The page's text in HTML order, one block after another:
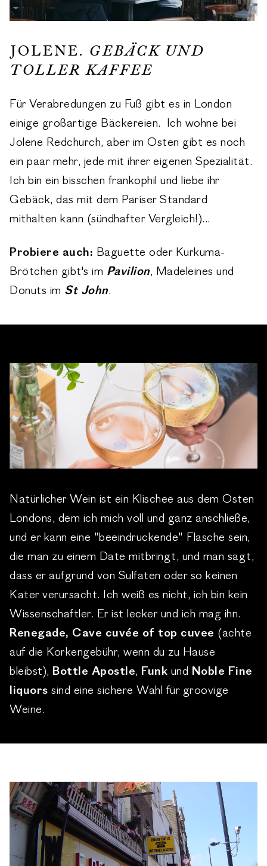
JOLENE. GEBÄCK UND
TOLLER KAFFEE
Für Verabredungen zu Fuß gibt es in London
einige großartige Bäckereien. Ich wohne bei
Jolene Redchurch, aber im Osten gibt es noch
ein paar mehr, jede mit ihrer eigenen Spezialität.
Ich bin ein bisschen frankophil und liebe ihr
Gebäck, das mit dem Pariser Standard
mithalten kann (sündhafter Vergleich!)...
Probiere auch: Baguette oder Kurkuma-
Brötchen gibt's im Pavilion, Madeleines und
Donuts im St John.
Natürlicher Wein ist ein Klischee aus dem Osten
Londons, dem ich mich voll und ganz anschließe,
und er kann eine "beeindruckende" Flasche sein,
die man zu einem Date mitbringt, und man sagt,
dass er aufgrund von Sulfaten oder so keinen
Kater verursacht. Ich weiß es nicht, ich bin kein
Wissenschaftler. Er ist lecker und ich mag ihn.
Renegade, Cave cuvée of top cuvee (achte
auf die Korkengebühr, wenn du zu Hause
bleibst), Bottle Apostle, Funk und Noble Fine
liquors sind eine sichere Wahl für groovige
Weine.